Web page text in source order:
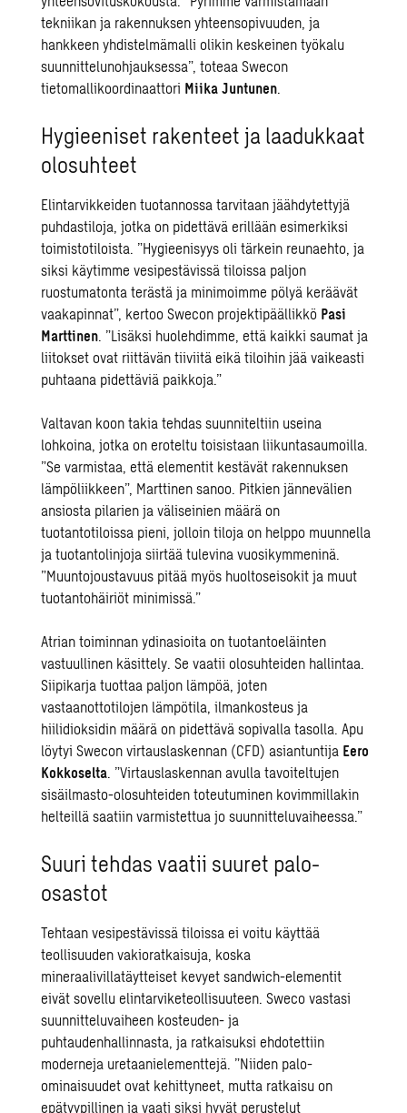
tekniikan ja rakennuksen yhteensopivuuden, ja
hankkeen yhdistelmämalli olikin keskeinen työkalu
suunnittelunohjauksessa”, toteaa Swecon
tietomallikoordinaattori Miika Juntunen.
Hygieeniset rakenteet ja laadukkaat
olosuhteet
Elintarvikkeiden tuotannossa tarvitaan jäähdytettyjä
puhdastiloja, jotka on pidettävä erillään esimerkiksi
toimistotiloista. ”Hygieenisyys oli tärkein reunaehto, ja
siksi käytimme vesipestävissä tiloissa paljon
ruostumatonta terästä ja minimoimme pölyä keräävät
vaakapinnat”, kertoo Swecon projektipäällikkö Pasi
Marttinen. ”Lisäksi huolehdimme, että kaikki saumat ja
liitokset ovat riittävän tiiviitä eikä tiloihin jää vaikeasti
puhtaana pidettäviä paikkoja.”
Valtavan koon takia tehdas suunniteltiin useina
lohkoina, jotka on eroteltu toisistaan liikuntasaumoilla.
”Se varmistaa, että elementit kestävät rakennuksen
lämpöliikkeen”, Marttinen sanoo. Pitkien jännevälien
ansiosta pilarien ja väliseinien määrä on
tuotantotiloissa pieni, jolloin tiloja on helppo muunnella
ja tuotantolinjoja siirtää tulevina vuosikymmeninä.
”Muuntojoustavuus pitää myös huoltoseisokit ja muut
tuotantohäiriöt minimissä.”
Atrian toiminnan ydinasioita on tuotantoeläinten
vastuullinen käsittely. Se vaatii olosuhteiden hallintaa.
Siipikarja tuottaa paljon lämpöä, joten
vastaanottotilojen lämpötila, ilmankosteus ja
hiilidioksidin määrä on pidettävä sopivalla tasolla. Apu
löytyi Swecon virtauslaskennan (CFD) asiantuntija Eero
Kokkoselta. ”Virtauslaskennan avulla tavoiteltujen
sisäilmasto-olosuhteiden toteutuminen kovimmillakin
helteillä saatiin varmistettua jo suunnitteluvaiheessa.”
Suuri tehdas vaatii suuret palo-
osastot
Tehtaan vesipestävissä tiloissa ei voitu käyttää
teollisuuden vakioratkaisuja, koska
mineraalivillatäytteiset kevyet sandwich-elementit
eivät sovellu elintarviketeollisuuteen. Sweco vastasi
suunnitteluvaiheen kosteuden- ja
puhtaudenhallinnasta, ja ratkaisuksi ehdotettiin
moderneja uretaanielementtejä. ”Niiden palo-
ominaisuudet ovat kehittyneet, mutta ratkaisu on
epätyypillinen ja vaati siksi hyvät perustelut